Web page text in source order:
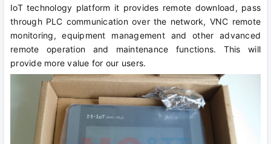
IoT technology platform it provides remote download, pass
through PLC communication over the network, VNC remote
monitoring, equipment management and other advanced
remote operation and maintenance functions. This will
provide more value for our users.